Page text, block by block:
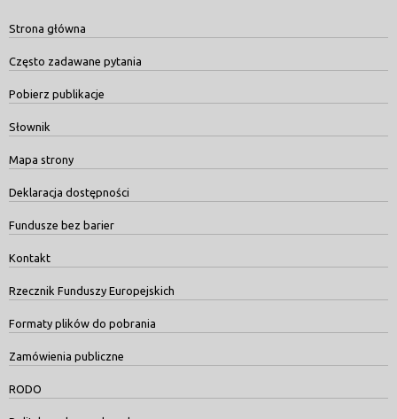
Strona główna
Często zadawane pytania
Pobierz publikacje
Słownik
Mapa strony
Deklaracja dostępności
Fundusze bez barier
Kontakt
Rzecznik Funduszy Europejskich
Formaty plików do pobrania
Zamówienia publiczne
RODO